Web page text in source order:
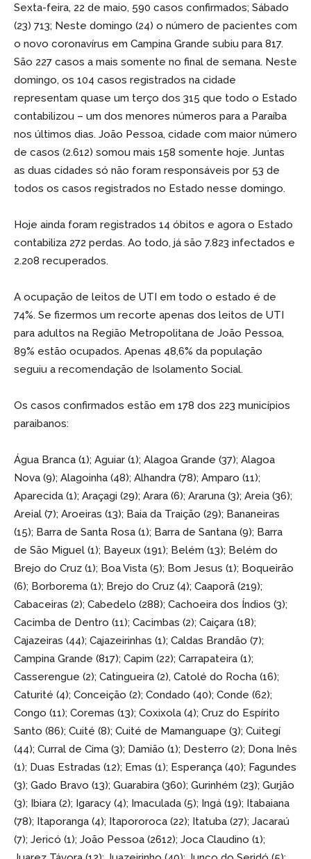
Sexta-feira, 22 de maio, 590 casos confirmados; Sábado
(23) 713; Neste domingo (24) o número de pacientes com
o novo coronavírus em Campina Grande subiu para 817.
São 227 casos a mais somente no final de semana. Neste
domingo, os 104 casos registrados na cidade
representam quase um terço dos 315 que todo o Estado
contabilizou – um dos menores números para a Paraíba
nos últimos dias. João Pessoa, cidade com maior número
de casos (2.612) somou mais 158 somente hoje. Juntas
as duas cidades só não foram responsáveis por 53 de
todos os casos registrados no Estado nesse domingo.
Hoje ainda foram registrados 14 óbitos e agora o Estado
contabiliza 272 perdas. Ao todo, já são 7.823 infectados e
2.208 recuperados.
A ocupação de leitos de UTI em todo o estado é de
74%. Se fizermos um recorte apenas dos leitos de UTI
para adultos na Região Metropolitana de João Pessoa,
89% estão ocupados. Apenas 48,6% da população
seguiu a recomendação de Isolamento Social.
Os casos confirmados estão em 178 dos 223 municípios
paraibanos:
Água Branca (1); Aguiar (1); Alagoa Grande (37); Alagoa
Nova (9); Alagoinha (48); Alhandra (78); Amparo (11);
Aparecida (1); Araçagi (29); Arara (6); Araruna (3); Areia (36);
Areial (7); Aroeiras (13); Baia da Traição (29); Bananeiras
(15); Barra de Santa Rosa (1); Barra de Santana (9); Barra
de São Miguel (1); Bayeux (191); Belém (13); Belém do
Brejo do Cruz (1); Boa Vista (5); Bom Jesus (1); Boqueirão
(6); Borborema (1); Brejo do Cruz (4); Caaporã (219);
Cabaceiras (2); Cabedelo (288); Cachoeira dos Índios (3);
Cacimba de Dentro (11); Cacimbas (2); Caiçara (18);
Cajazeiras (44); Cajazeirinhas (1); Caldas Brandão (7);
Campina Grande (817); Capim (22); Carrapateira (1);
Casserengue (2); Catingueira (2), Catolé do Rocha (16);
Caturité (4); Conceição (2); Condado (40); Conde (62);
Congo (11); Coremas (13); Coxixola (4); Cruz do Espírito
Santo (86); Cuité (8); Cuité de Mamanguape (3); Cuitegí
(44); Curral de Cima (3); Damião (1); Desterro (2); Dona Inês
(1); Duas Estradas (12); Emas (1); Esperança (40); Fagundes
(3); Gado Bravo (13); Guarabira (360); Gurinhém (23); Gurjão
(3); Ibiara (2); Igaracy (4); Imaculada (5); Ingá (19); Itabaiana
(78); Itaporanga (4); Itapororoca (22); Itatuba (27); Jacaraú
(7); Jericó (1); João Pessoa (2612); Joca Claudino (1);